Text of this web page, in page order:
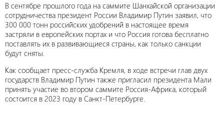
В сентябре прошлого года на саммите Шанхайской организации
сотрудничества президент России Владимир Путин заявил, что
300 000 тонн российских удобрений в настоящее время
застряли в европейских портах и что Россия готова бесплатно
поставлять их в развивающиеся страны, как только санкции
будут сняты.
Как сообщает пресс-служба Кремля, в ходе встречи глав двух
государств Владимир Путин также пригласил президента Мали
принять участие во втором саммите Россия-Африка, который
состоится в 2023 году в Санкт-Петербурге.